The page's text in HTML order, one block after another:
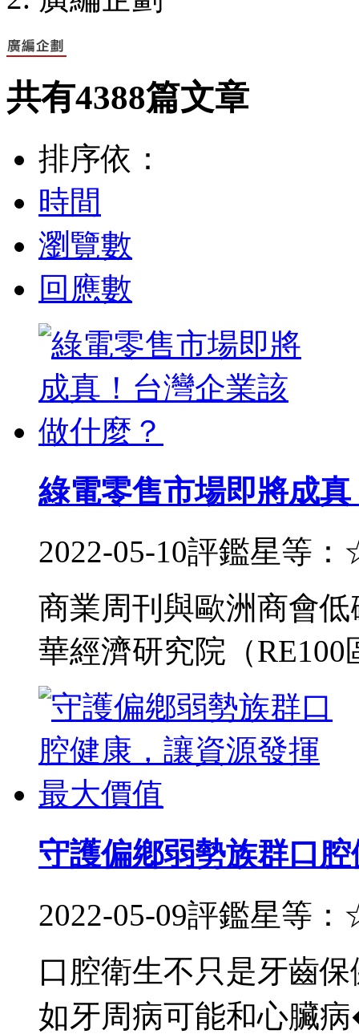
共有4388篇文章
排序依：
時間
瀏覽數
回應數
綠電零售市場即將成
2022-05-10評鑑星等：
商業周刊與歐洲商會
華經濟研究院（
守護偏鄕弱勢族群口
2022-05-09評鑑星等：
口腔衛生不只是牙齒
如牙周病可能和心臟